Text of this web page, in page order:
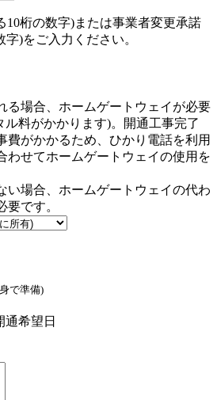
10桁の数字)または事業者変更承諾
)をご入力ください。
る場合、ホームゲートウェイが必要
ル料がかかります)。開通工事完了
費がかかるため、ひかり電話を利用
わせてホームゲートウェイの使用を
い場合、ホームゲートウェイの代わ
要です。
で準備)
通希望日